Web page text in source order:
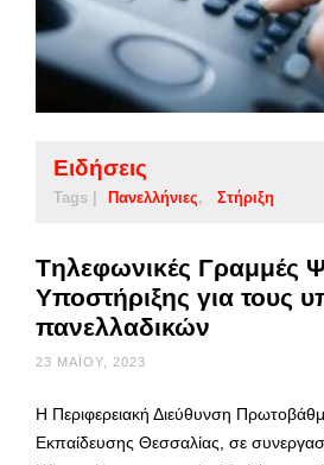
Ειδήσεις
Tags | Πανελλήνιες Στήριξη
Tηλεφωνικές Γραμμές
Υποστήριξης για τους
πανελλαδικών
23 ΜΑΪ́ΟΥ, 2023
Η Περιφερειακή Διεύθυνση
Εκπαίδευσης Θεσσαλίας, σε